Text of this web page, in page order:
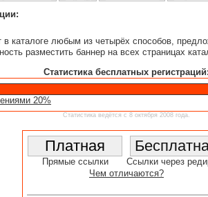
в каталоге любым из четырёх способов,
разместить баннер на всех страницах
Статистика бесплатных регистраций:
20%
Статистика ведётся с 8 октября 2008 года.
Прямые ссылки
Ссылки через
Чем отличаются?